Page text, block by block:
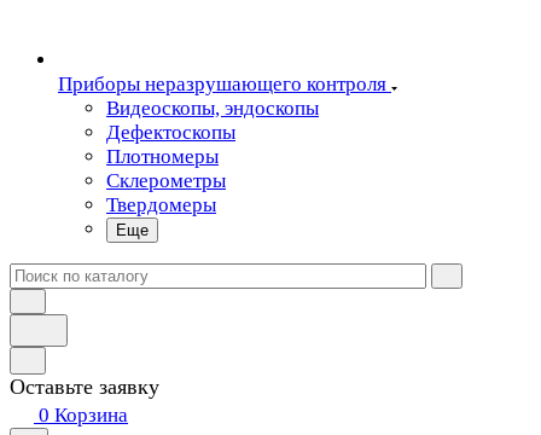
Приборы неразрушающего контроля
Видеоскопы, эндоскопы
Дефектоскопы
Плотномеры
Склерометры
Твердомеры
Еще
Оставьте заявку
0 Корзина